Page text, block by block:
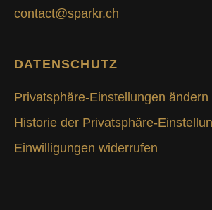
contact@sparkr.ch
DATENSCHUTZ
Privatsphäre-Einstellungen ändern
Historie der Privatsphäre-
Einwilligungen widerrufen